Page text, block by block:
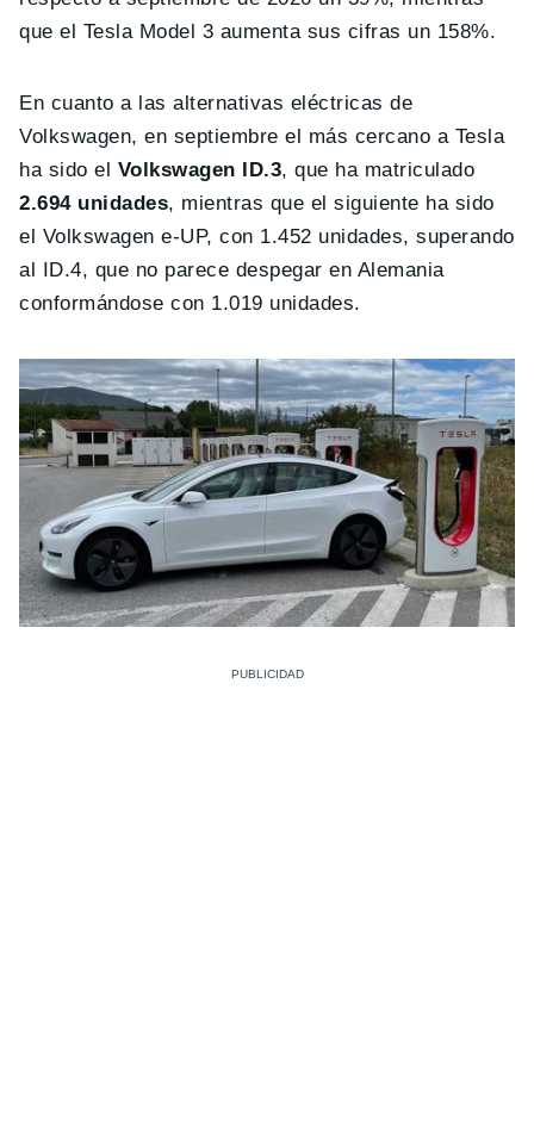
que el Tesla Model 3 aumenta sus cifras un 158%.
En cuanto a las alternativas eléctricas de
Volkswagen, en septiembre el más cercano a Tesla
ha sido el Volkswagen ID.3, que ha matriculado
2.694 unidades, mientras que el siguiente ha sido
el Volkswagen e-UP, con 1.452 unidades, superando
al ID.4, que no parece despegar en Alemania
conformándose con 1.019 unidades.